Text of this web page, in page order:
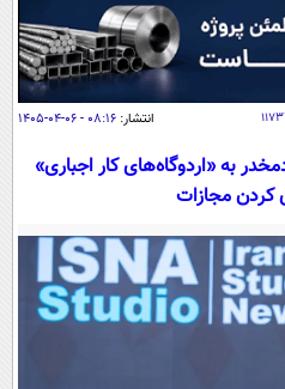
سواد زندگی
اقتصادی
خودرو
حوادث
سلامت
دانایی
الملل
خارجی
و هنر
و دانش
انتشار: ۰۸:۱۶ - ۰۶-۰۴-۱۴۰۵
به «اردوگاه‌های کار اجباری»
کردن مجازات